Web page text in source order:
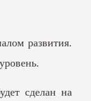
развития.
сделан на